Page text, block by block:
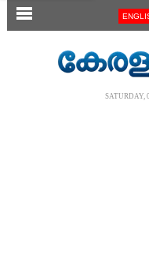
SECTIONS
SATURDAY,